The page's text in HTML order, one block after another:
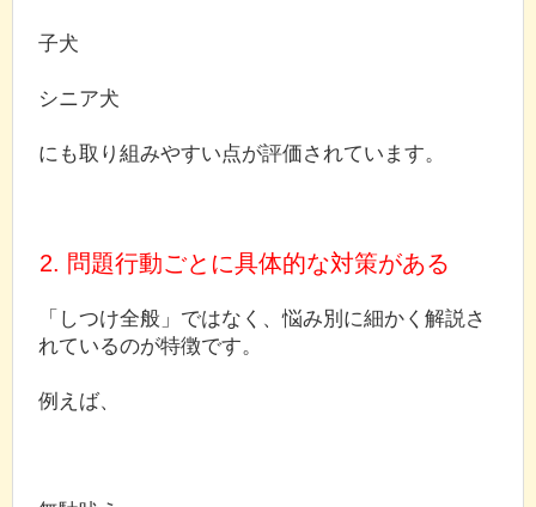
子犬
シニア犬
にも取り組みやすい点が評価されています。
2. 問題行動ごとに具体的な対策がある
「しつけ全般」ではなく、悩み別に細かく解説さ
れているのが特徴です。
例えば、